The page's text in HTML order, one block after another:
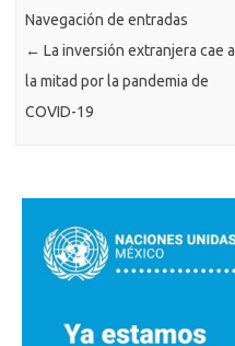
Navegación de entradas
← La inversión extranjera cae a
la mitad por la pandemia de
COVID-19